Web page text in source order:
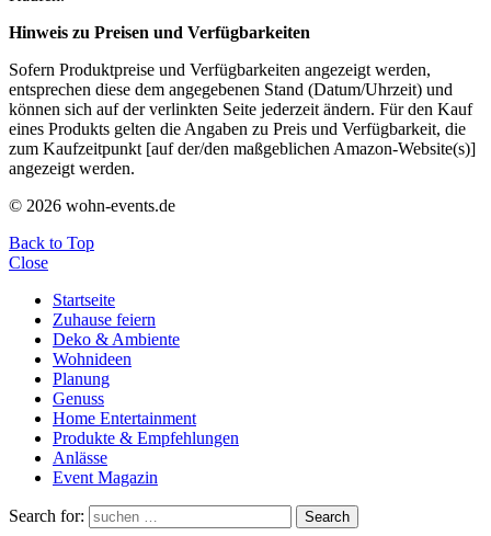
Hinweis zu Preisen und Verfügbarkeiten
Sofern Produktpreise und Verfügbarkeiten angezeigt werden,
entsprechen diese dem angegebenen Stand (Datum/Uhrzeit) und
können sich auf der verlinkten Seite jederzeit ändern. Für den Kauf
eines Produkts gelten die Angaben zu Preis und Verfügbarkeit, die
zum Kaufzeitpunkt [auf der/den maßgeblichen Amazon-Website(s)]
angezeigt werden.
© 2026 wohn-events.de
Back to Top
Close
Startseite
Zuhause feiern
Deko & Ambiente
Wohnideen
Planung
Genuss
Home Entertainment
Produkte & Empfehlungen
Anlässe
Event Magazin
Search for: Search